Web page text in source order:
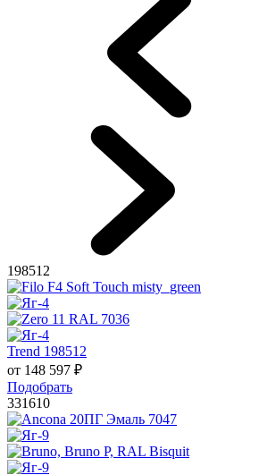
198512
Trend 198512
от 148 597 ₽
Подобрать
331610